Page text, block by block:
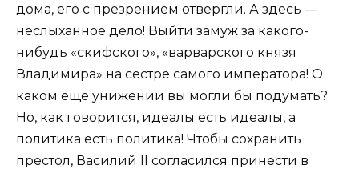
дома, его с презрением отвергли. А здесь —
неслыханное дело! Выйти замуж за какого-
нибудь «скифского», «варварского князя
Владимира» на сестре самого императора! О
каком еще унижении вы могли бы подумать?
Но, как говорится, идеалы есть идеалы, а
политика есть политика! Чтобы сохранить
престол, Василий II согласился принести в